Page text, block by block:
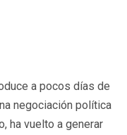
a pocos días de
negociación política
ha vuelto a generar